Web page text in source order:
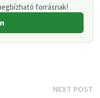
forrásnak!
NEXT POST